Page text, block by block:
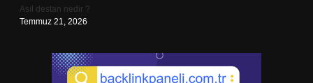
Asıl destan nedir ?
Temmuz 21, 2026